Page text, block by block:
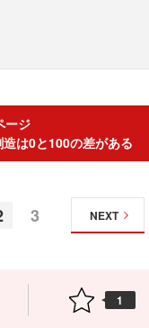
ージ
は0と100の差がある
3 NEXT
1